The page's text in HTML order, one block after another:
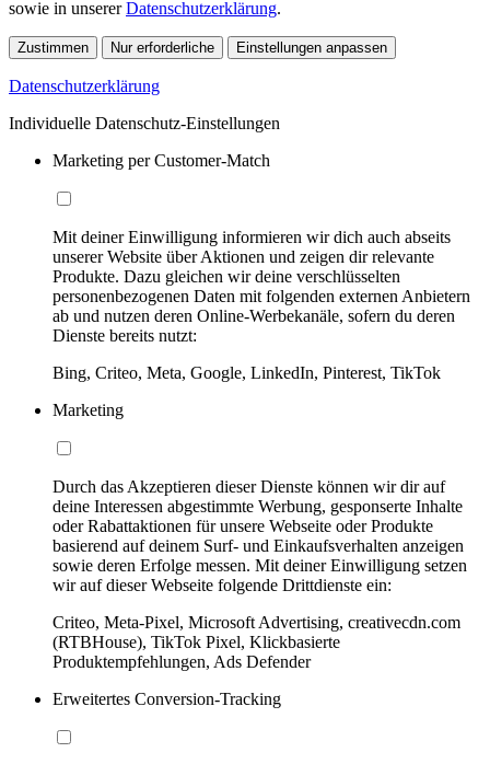
sowie in unsererDatenschutzerklärung.
Zustimmen Nur erforderliche Einstellungen anpassen
Datenschutzerklärung
Individuelle Datenschutz-Einstellungen
Marketing per Customer-Match
Mit deiner Einwilligung informieren wir dich auch abseits
unserer Website über Aktionen und zeigen dir relevante
Produkte. Dazu gleichen wir deine verschlüsselten
personenbezogenen Daten mit folgenden externen Anbietern
ab und nutzen deren Online-Werbekanäle, sofern du deren
Dienste bereits nutzt:
Bing, Criteo, Meta, Google, LinkedIn, Pinterest, TikTok
Marketing
Durch das Akzeptieren dieser Dienste können wir dir auf
deine Interessen abgestimmte Werbung, gesponserte Inhalte
oder Rabattaktionen für unsere Webseite oder Produkte
basierend auf deinem Surf- und Einkaufsverhalten anzeigen
sowie deren Erfolge messen. Mit deiner Einwilligung setzen
wir auf dieser Webseite folgende Drittdienste ein:
Criteo, Meta-Pixel, Microsoft Advertising, creativecdn.com
(RTBHouse), TikTok Pixel, Klickbasierte
Produktempfehlungen, Ads Defender
Erweitertes Conversion-Tracking